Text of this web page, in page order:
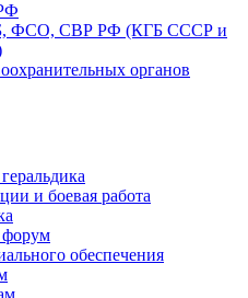
ФСО, СВР РФ (КГБ СССР и
органов
и боевая работа
форум
обеспечения